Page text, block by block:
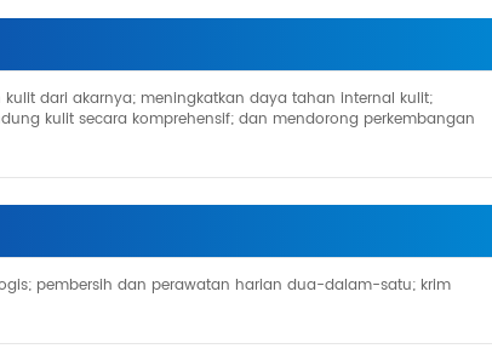
dari akarnya; meningkatkan daya tahan internal kulit;
kulit secara komprehensif; dan mendorong perkembangan
pembersih dan perawatan harian dua-dalam-satu; krim